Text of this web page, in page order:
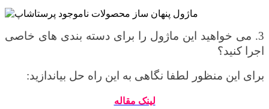
3. می خواهید این ماژول را برای دسته بندی های خاصی
اجرا کنید؟
برای این منظور لطفا نگاهی به این راه حل بیاندازید:
لینک مقاله